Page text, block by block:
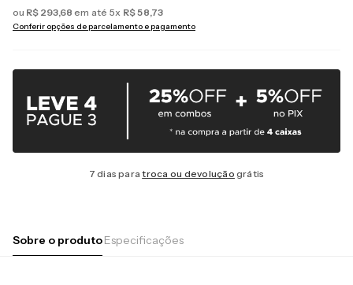
ou R$ 293,68 em até 5x R$58,73
Conferir opções de parcelamento e pagamento
7 dias paratroca ou devolução grátis
Sobre o produtoEspecificações